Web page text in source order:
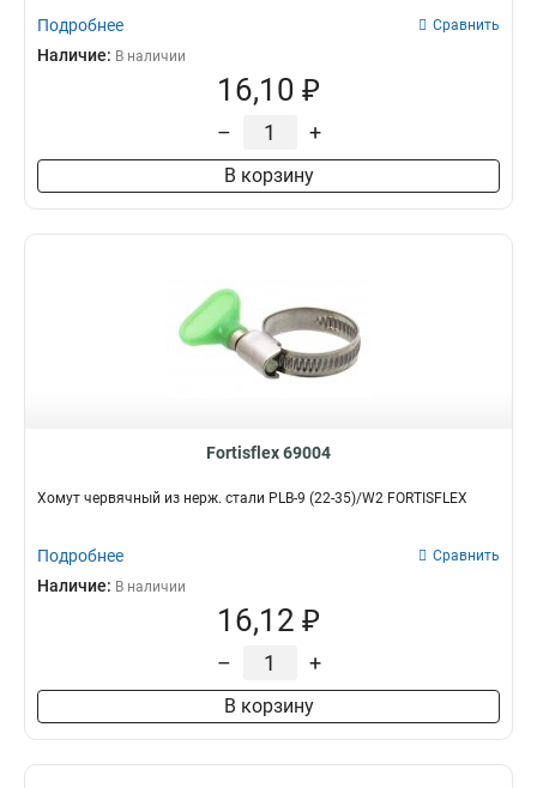
Подробнее Сравнить
Наличие: В наличии
16,10 ₽
– +
В корзину
Fortisflex 69004
Хомут червячный из нерж. стали PLB-9 (22-35)/W2 FORTISFLEX
Подробнее Сравнить
Наличие: В наличии
16,12 ₽
– +
В корзину